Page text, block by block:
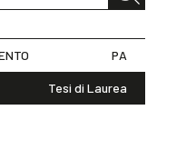
PA
Tesi di Laurea